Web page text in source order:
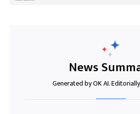
News
Generated by OK AI.